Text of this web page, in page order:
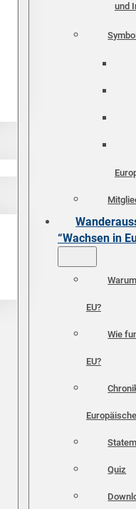
und
“Wachsen in
EU?
Wie
EU?
Quiz